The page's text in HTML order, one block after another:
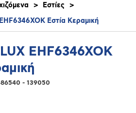
> Εστίες
>
Εστία Κεραμική
EHF6346XOK
- 139050